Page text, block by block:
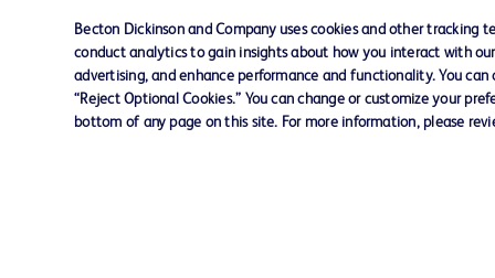
AGB Kontaktieren Sie uns Cookie-Einstellungen
Becton Dickinson and Company uses cookies and other tracking
conduct analytics to gain insights about how you interact with
advertising, and enhance performance and functionality. You
“Reject Optional Cookies.” You can change or customize your
bottom of any page on this site. For more information, please